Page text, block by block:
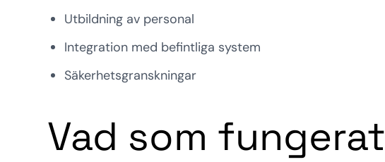
Utbildning av personal
Integration med befintliga system
Säkerhetsgranskningar
Vad som fungerat